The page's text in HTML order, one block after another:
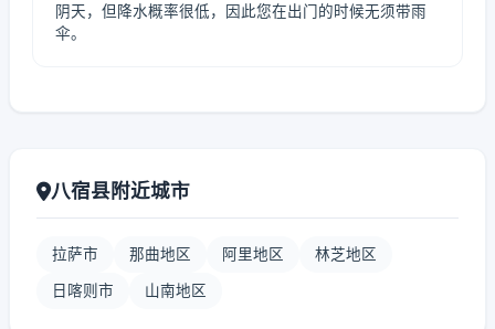
阴天，但降水概率很低，因此您在出门的时候无须带雨
伞。
八宿县附近城市
拉萨市 那曲地区 阿里地区 林芝地区
日喀则市 山南地区